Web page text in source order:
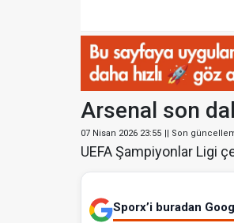
Arsenal son
07 Nisan 2026 23:55 || Son
UEFA Şampiyonlar Ligi
Sporx’i buradan